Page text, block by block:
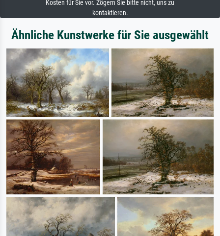
Kosten für Sie vor. Zögern Sie bitte nicht, uns zu
kontaktieren.
Ähnliche Kunstwerke für Sie ausgewählt